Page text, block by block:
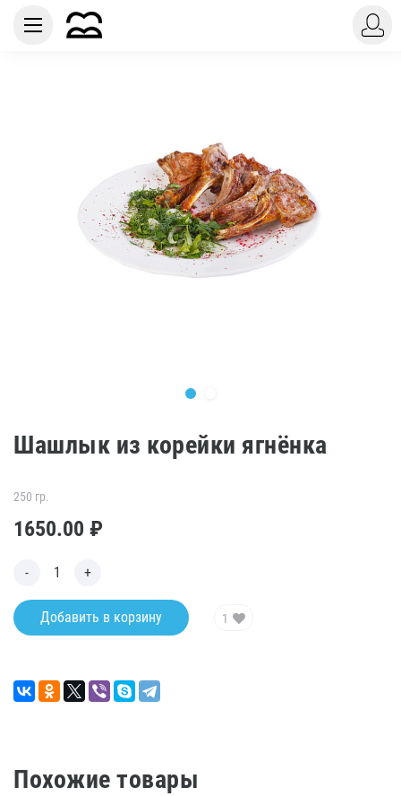
Шашлык из корейки ягнёнка
250 гр.
1650.00 ₽
Добавить в корзину 1
Похожие товары